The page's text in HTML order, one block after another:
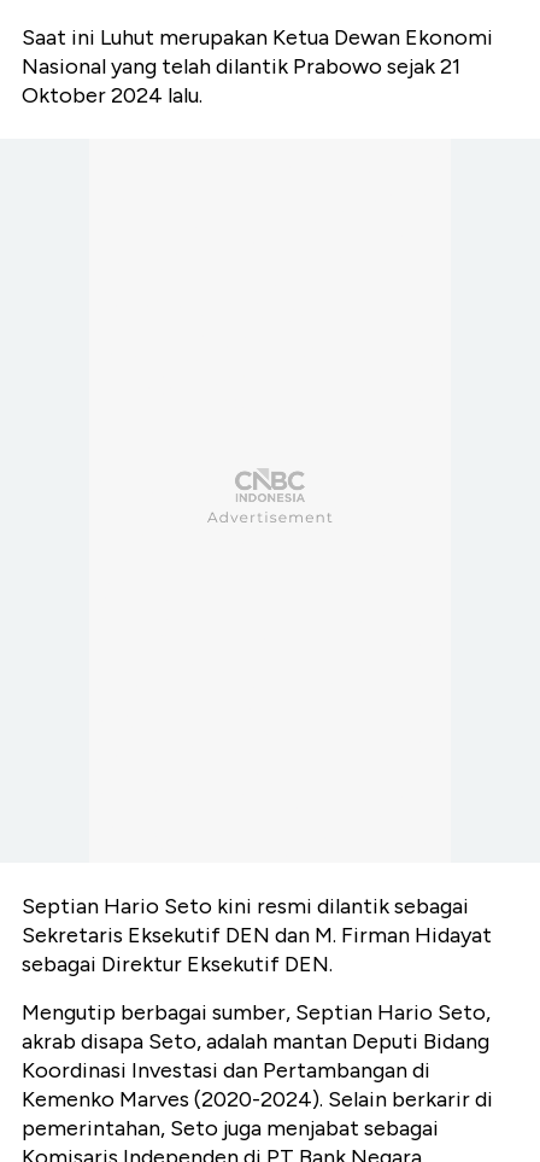
Saat ini Luhut merupakan Ketua Dewan Ekonomi
Nasional yang telah dilantik Prabowo sejak 21
Oktober 2024 lalu.
Septian Hario Seto kini resmi dilantik sebagai
Sekretaris Eksekutif DEN dan M. Firman Hidayat
sebagai Direktur Eksekutif DEN.
Mengutip berbagai sumber, Septian Hario Seto,
akrab disapa Seto, adalah mantan Deputi Bidang
Koordinasi Investasi dan Pertambangan di
Kemenko Marves (2020-2024). Selain berkarir di
pemerintahan, Seto juga menjabat sebagai